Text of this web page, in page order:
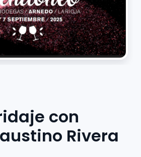
con
Rivera